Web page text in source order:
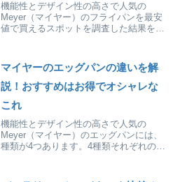
機能性とデザイン性の高さで人気の
Meyer（マイヤー）のフライパンを最安
値で買えるスポットを調査した結果を、
マイヤーのエッグパンの違いを解
説！おすすめはお得でオシャレな
これ
機能性とデザイン性の高さで人気の
Meyer（マイヤー）のエッグパンには、
種類が4つあります。4種類それぞれの違
す。